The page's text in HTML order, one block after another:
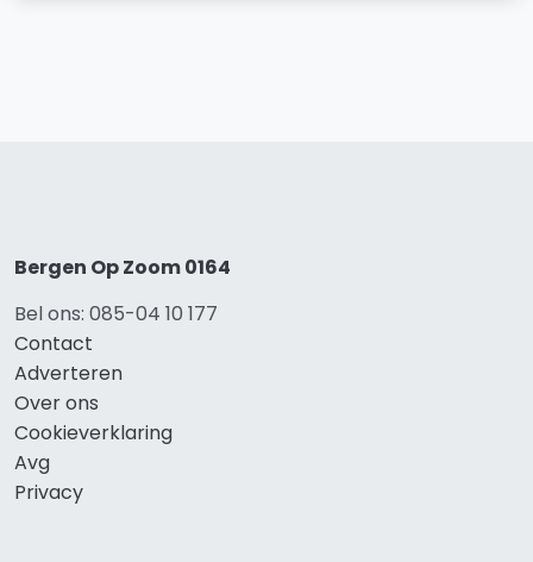
Bergen Op Zoom 0164
Bel ons: 085-04 10 177
Contact
Adverteren
Over ons
Cookieverklaring
Avg
Privacy